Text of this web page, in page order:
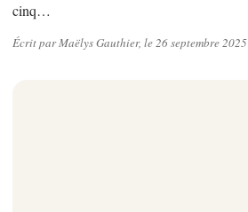
cinq…
Écrit par Maëlys Gauthier, le 26 septembre 2025